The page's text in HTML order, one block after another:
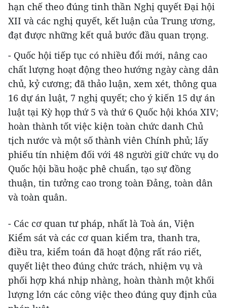
hạn chế theo đúng tinh thần Nghị quyết Đại hội
XII và các nghị quyết, kết luận của Trung ương,
đạt được những kết quả bước đầu quan trọng.
- Quốc hội tiếp tục có nhiều đổi mới, nâng cao
chất lượng hoạt động theo hướng ngày càng dân
chủ, kỷ cương; đã thảo luận, xem xét, thông qua
16 dự án luật, 7 nghị quyết; cho ý kiến 15 dự án
luật tại Kỳ họp thứ 5 và thứ 6 Quốc hội khóa XIV;
hoàn thành tốt việc kiện toàn chức danh Chủ
tịch nước và một số thành viên Chính phủ; lấy
phiếu tín nhiệm đối với 48 người giữ chức vụ do
Quốc hội bầu hoặc phê chuẩn, tạo sự đồng
thuận, tin tưởng cao trong toàn Đảng, toàn dân
và toàn quân.
- Các cơ quan tư pháp, nhất là Toà án, Viện
Kiểm sát và các cơ quan kiểm tra, thanh tra,
điều tra, kiểm toán đã hoạt động rất ráo riết,
quyết liệt theo đúng chức trách, nhiệm vụ và
phối hợp khá nhịp nhàng, hoàn thành một khối
lượng lớn các công việc theo đúng quy định của